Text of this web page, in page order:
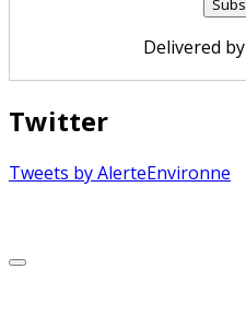
Delivered by
Twitter
Tweets by AlerteEnvironne
Scroll